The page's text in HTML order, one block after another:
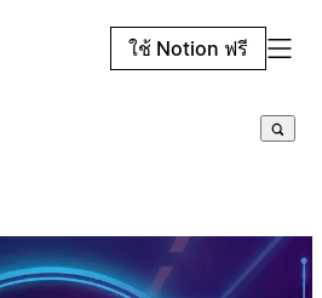
ใช้ Notion ฟรี